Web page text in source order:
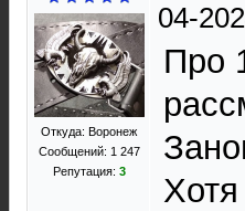
Откуда: Воронеж
Сообщений: 1 247
Репутация: 3
04-
Про